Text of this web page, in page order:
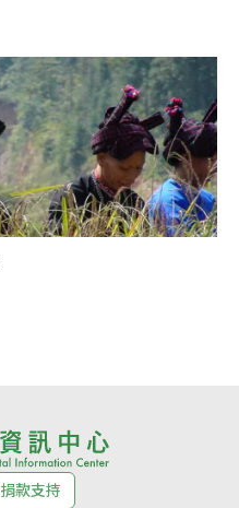
捐款支持